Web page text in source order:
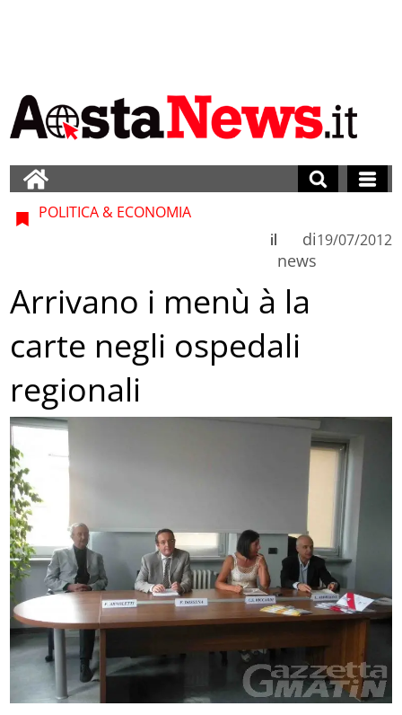
POLITICA & ECONOMIA
di
news
il 19/07/2012
Arrivano i menù à la
carte negli ospedali
regionali